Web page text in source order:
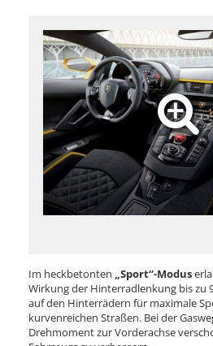
Im heckbetonten „Sport“-Modus
Wirkung der Hinterradlenkung bis zu
auf den Hinterrädern für maximale
kurvenreichen Straßen. Bei der
Drehmoment zur Vorderachse